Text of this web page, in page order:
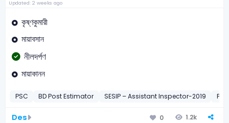
Updated: 2 weeks ago
কৃষ্ণকুমারী
মায়াবসান
নীলদর্পণ
মায়াকানন
PSC BD Post Estimator SESIP – Assistant Inspector-2019 PKB
Des 0 1.2k